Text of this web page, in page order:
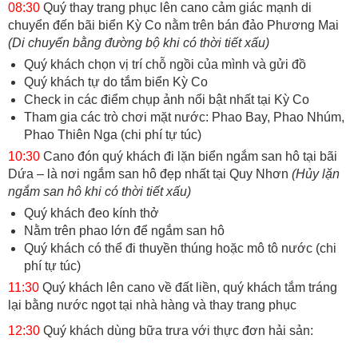
08:30 Quý thay trang phục lên cano cảm giác mạnh di
chuyển đến bãi biển Kỳ Co nằm trên bán đảo Phương Mai
(Di chuyển bằng đường bộ khi có thời tiết xấu)
Quý khách chọn vị trí chỗ ngồi của mình và gửi đồ
Quý khách tự do tắm biển Kỳ Co
Check in các điểm chụp ảnh nổi bật nhất tại Kỳ Co
Tham gia các trò chơi mặt nước: Phao Bay, Phao Nhúm,
Phao Thiên Nga (chi phí tự túc)
10:30 Cano đón quý khách đi lặn biển ngắm san hô tại bãi
Dứa – là nơi ngắm san hô đẹp nhất tại Quy Nhơn (Hủy lặn
ngắm san hô khi có thời tiết xấu)
Quý khách đeo kính thở
Nằm trên phao lớn để ngắm san hô
Quý khách có thể đi thuyền thúng hoặc mô tô nước (chi
phí tự túc)
11:30 Quý khách lên cano về đất liền, quý khách tắm tráng
lại bằng nước ngọt tại nhà hàng và thay trang phục
12:30 Quý khách dùng bữa trưa với thực đơn hải sản: